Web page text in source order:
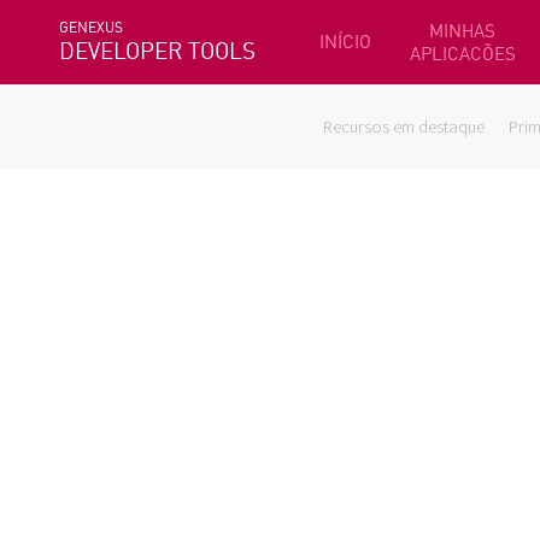
GENEXUS
DEVELOPER TOOLS INÍCIO
MINHAS
APLICACÕES
Recursos em destaque